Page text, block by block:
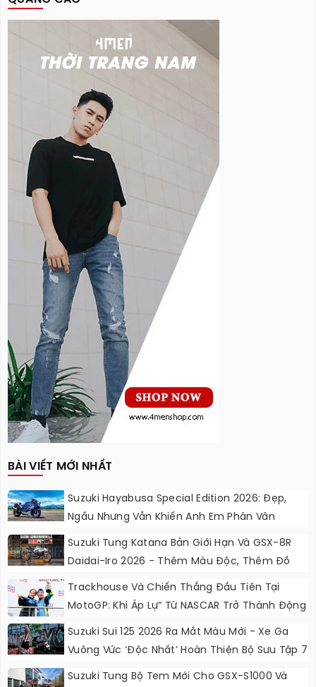
BÀI VIẾT MỚI NHẤT
Suzuki Hayabusa Special Edition 2026: Đẹp,
Ngầu Nhưng Vẫn Khiến Anh Em Phân Vân
Suzuki Tung Katana Bản Giới Hạn Và GSX-8R
Daidai-Iro 2026 - Thêm Màu Độc, Thêm Đồ
Chơi, Thêm Cá Tính
Trackhouse Và Chiến Thắng Đầu Tiên Tại
MotoGP: Khi Áp Lự” Từ NASCAR Trở Thành Động
Lực Ngọt Ngào
Suzuki Sui 125 2026 Ra Mắt Màu Mới - Xe Ga
Vuông Vức ‘độc Nhất’ Hoàn Thiện Bộ Sưu Tập 7
Sắc Cầu Vồng
Suzuki Tung Bộ Tem Mới Cho GSX-S1000 Và